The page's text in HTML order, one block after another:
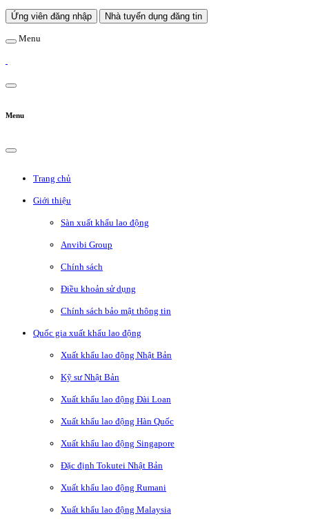
Ứng viên đăng nhập Nhà tuyển dụng đăng tin
Menu
Menu
Trang chủ
Giới thiệu
Sàn xuất khẩu lao động
Anvibi Group
Chính sách
Điều khoản sử dụng
Chính sách bảo mật thông tin
Quốc gia xuất khẩu lao động
Xuất khẩu lao động Nhật Bản
Kỹ sư Nhật Bản
Xuất khẩu lao động Đài Loan
Xuất khẩu lao động Hàn Quốc
Xuất khẩu lao động Singapore
Đặc định Tokutei Nhật Bản
Xuất khẩu lao động Rumani
Xuất khẩu lao động Malaysia